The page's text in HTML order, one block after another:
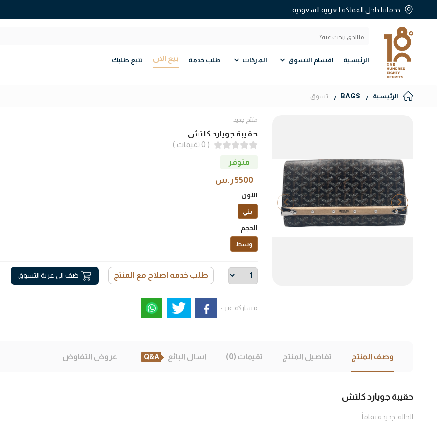
خدماتنا داخل المملكة العربية السعودية
الرئيسية اقسام التسوق الماركات طلب خدمة بيع الان تتبع طلبك
الرئيسية BAGS تسوق
منتج جديد
حقيبة جويارد كلتش
( 0 تقيمات )
متوفر
5500 ر.س
اللون
بني
الحجم
وسط
طلب خدمه اصلاح مع المنتج اضف الى عربة التسوق
مشاركة عبر :
وصف المنتج تفاصيل المنتج تقيمات (0) اسال البائع Q&A عروض التفاوض
حقيبة جويارد كلتش
الحالة: جديدة تماماً